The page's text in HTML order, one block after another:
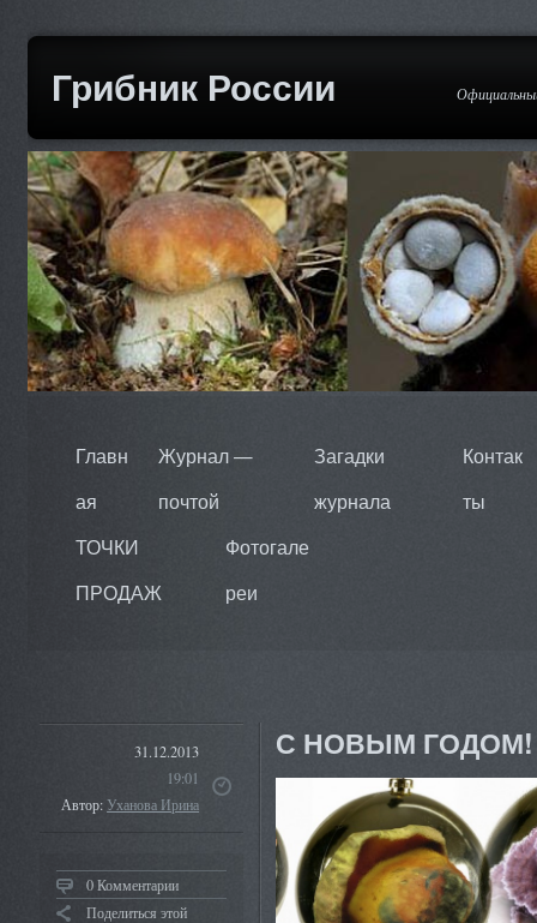
Грибник России
Главн
ая
Журнал —
почтой
Загадки
журнала
Контак
ты
ТОЧКИ
ПРОДАЖ
Фотогале
реи
31.12.2013
19:01
Автор:Уханова Ирина
0 Комментарии
Поделиться этой
С НОВЫМ ГОДОМ!